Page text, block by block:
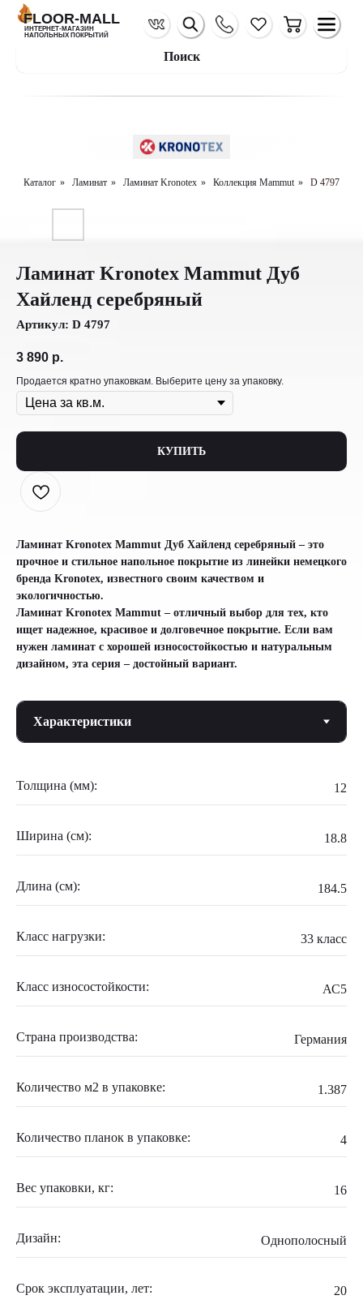
Поиск
FLOOR-MALL
ИНТЕРНЕТ-МАГАЗИН
НАПОЛЬНЫХ ПОКРЫТИЙ
Каталог » Ламинат » Ламинат Kronotex » Коллекция Mammut » D 4797
Ламинат Kronotex Mammut Дуб
Хайленд серебряный
Артикул: D 4797
3 890 р.
Продается кратно упаковкам. Выберите цену за упаковку.
КУПИТЬ
Ламинат Kronotex Mammut Дуб Хайленд серебряный – это
прочное и стильное напольное покрытие из линейки немецкого
бренда Kronotex, известного своим качеством и
экологичностью.
Ламинат Kronotex Mammut – отличный выбор для тех, кто
ищет надежное, красивое и долговечное покрытие. Если вам
нужен ламинат с хорошей износостойкостью и натуральным
дизайном, эта серия – достойный вариант.
Толщина (мм): 12
Ширина (см): 18.8
Длина (см): 184.5
Класс нагрузки: 33 класс
Класс износостойкости: АС5
Страна производства: Германия
Количество м2 в упаковке: 1.387
Количество планок в упаковке: 4
Вес упаковки, кг: 16
Дизайн: Однополосный
Срок эксплуатации, лет: 20